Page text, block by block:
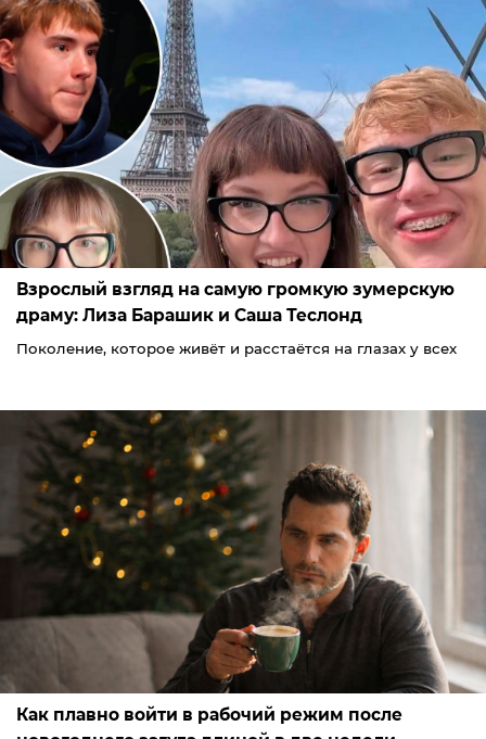
Взрослый взгляд на самую громкую зумерскую
драму: Лиза Барашик и Саша Теслонд
Поколение, которое живёт и расстаётся на глазах у всех
Как плавно войти в рабочий режим после